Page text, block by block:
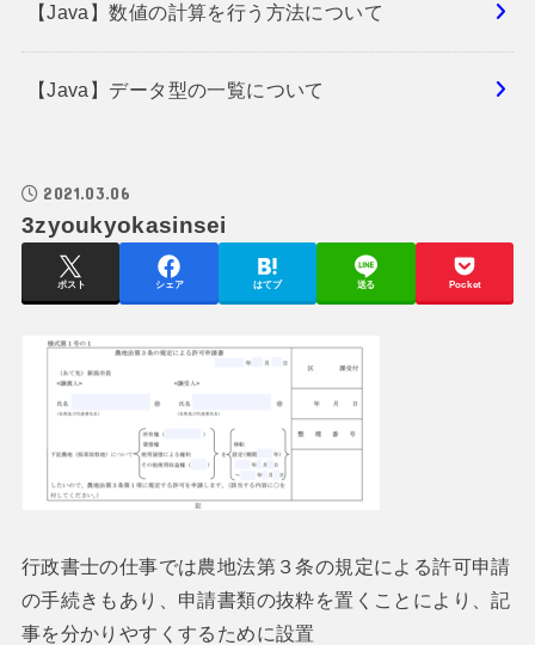
【Java】数値の計算を行う方法について
【Java】データ型の一覧について
2021.03.06
3zyoukyokasinsei
ポスト シェア はてブ 送る Pocket
行政書士の仕事では農地法第３条の規定による許可申請
の手続きもあり、申請書類の抜粋を置くことにより、記
事を分かりやすくするために設置